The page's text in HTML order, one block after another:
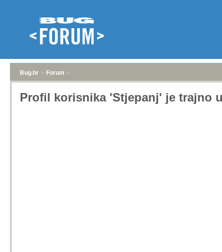
Bug.hr » Forum »
Profil korisnika 'Stjepanj' je trajno